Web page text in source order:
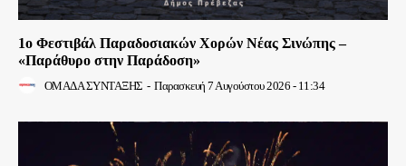
1ο Φεστιβάλ Παραδοσιακών Χορών Νέας Σινώπης –
«Παράθυρο στην Παράδοση»
ΟΜΑΔΑ ΣΥΝΤΑΞΗΣ - Παρασκευή 7 Αυγούστου 2026 - 11:34